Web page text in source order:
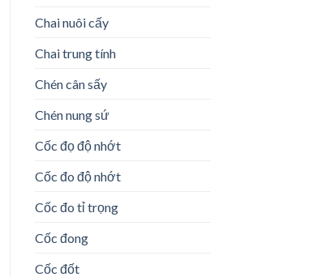
Chai nuôi cấy
Chai trung tính
Chén cân sấy
Chén nung sứ
Cốc đọ độ nhớt
Cốc đo độ nhớt
Cốc đo tỉ trọng
Cốc đong
Cốc đốt